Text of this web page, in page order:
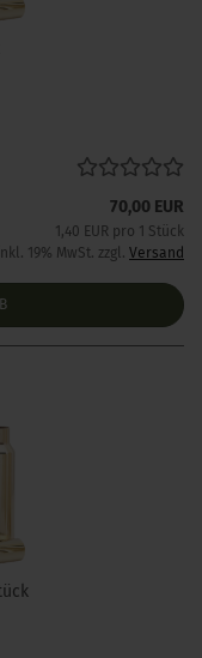
70,00 EUR
1,40 EUR pro 1 Stück
19% MwSt. zzgl. Versand